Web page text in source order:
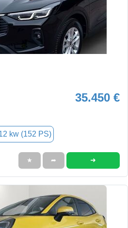
35.450 €
kw (152 PS)
★ ➦ ➜